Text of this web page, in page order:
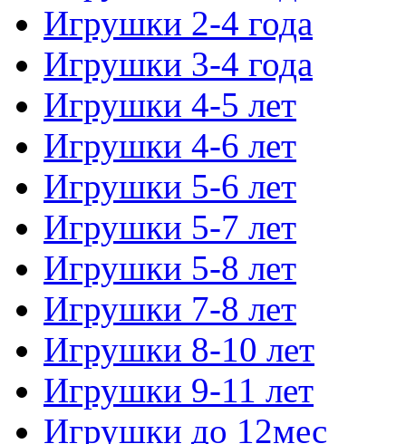
Игрушки 2-4 года
Игрушки 3-4 года
Игрушки 4-5 лет
Игрушки 4-6 лет
Игрушки 5-6 лет
Игрушки 5-7 лет
Игрушки 5-8 лет
Игрушки 7-8 лет
Игрушки 8-10 лет
Игрушки 9-11 лет
Игрушки до 12мес